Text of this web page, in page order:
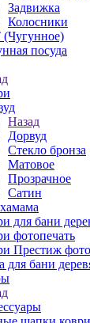
Задвижка
Колосники
(Чугунное)
посуда
Назад
Дорвуд
Стекло бронза
Матовое
Прозрачное
Сатин
для бани
фотопечать
Престиж
для бани